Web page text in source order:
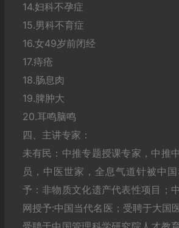
14.妇科不孕症
15.男科不育症
16.女49岁前闭经
17.痔疮
18.肠息肉
19.脾肿大
20.耳鸣脑鸣
四、主讲专家：
未有民：中推专题授课专家，中推
员，中医世家，全息气道针被中
予：非物质文化遗产代表性项目；
网授予:中国当代名医；受聘于大国